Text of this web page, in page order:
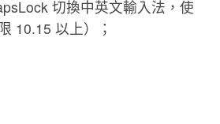
切換中英文輸入法，使
10.15 以上）；